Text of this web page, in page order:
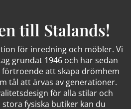
till Stalands!
för inredning och möbler. Vi
grundat 1946 och har sedan
förtroende att skapa drömhem
tål att ärvas av generationer.
för alla stilar och
fysiska butiker kan du